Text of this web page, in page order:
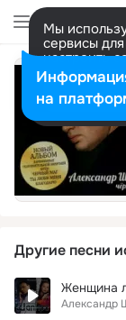
Мы
сервисы
настроить
Другие песни
Женщина
Александр
на